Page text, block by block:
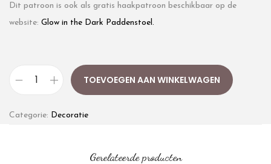
Dit patroon is ook als gratis haakpatroon beschikbaar op de
website: Glow in the Dark Paddenstoel.
TOEVOEGEN AAN WINKELWAGEN
Categorie: Decoratie
Gerelateerde producten